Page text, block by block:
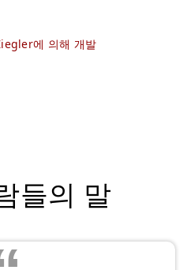
에 의해 개발
들의 말